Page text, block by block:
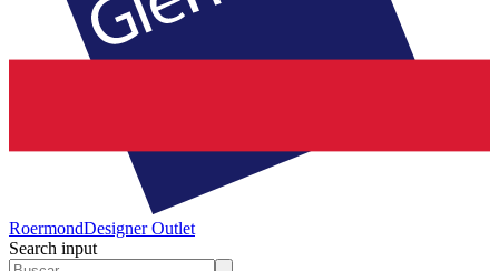
RoermondDesigner Outlet
Search input